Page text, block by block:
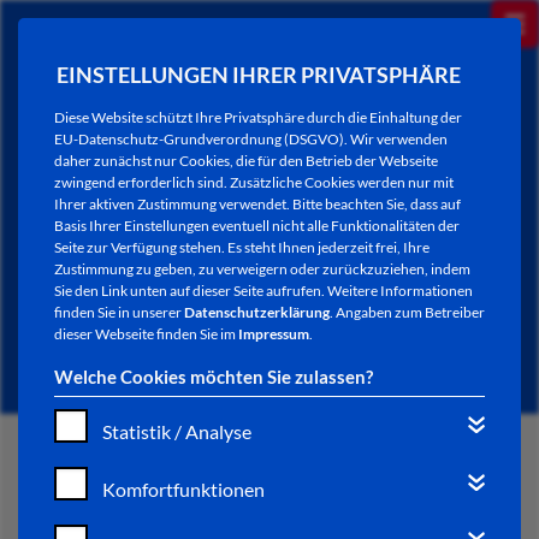
EINSTELLUNGEN IHRER PRIVATSPHÄRE
Diese Website schützt Ihre Privatsphäre durch die Einhaltung der
EU-Datenschutz-Grundverordnung (DSGVO). Wir verwenden
daher zunächst nur Cookies, die für den Betrieb der Webseite
zwingend erforderlich sind. Zusätzliche Cookies werden nur mit
Ihrer aktiven Zustimmung verwendet. Bitte beachten Sie, dass auf
Basis Ihrer Einstellungen eventuell nicht alle Funktionalitäten der
Seite zur Verfügung stehen. Es steht Ihnen jederzeit frei, Ihre
Zustimmung zu geben, zu verweigern oder zurückzuziehen, indem
Sie den Link unten auf dieser Seite aufrufen. Weitere Informationen
finden Sie in unsererDatenschutzerklärung. Angaben zum Betreiber
dieser Webseite finden Sie im Impressum.
Welche Cookies möchten Sie zulassen?
Statistik / Analyse
Komfortfunktionen
NEWSLETTER / CITY LETTER
START